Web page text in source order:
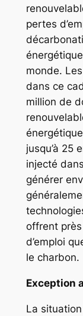
pertes
monde.
dans ce
million de
jusqu’à 25
injecté
générer
offrent
d’emploi
le charbon.
Exception
La